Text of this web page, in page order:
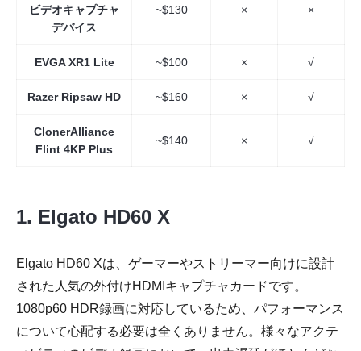
ビデオキャプチャ
デバイス
~$130 × ×
EVGA XR1 Lite ~$100 × √
Razer Ripsaw HD ~$160 × √
ClonerAlliance
Flint 4KP Plus
~$140 × √
1. Elgato HD60 X
Elgato HD60 Xは、ゲーマーやストリーマー向けに設計
された人気の外付けHDMIキャプチャカードです。
1080p60 HDR録画に対応しているため、パフォーマンス
について心配する必要は全くありません。様々なアクテ